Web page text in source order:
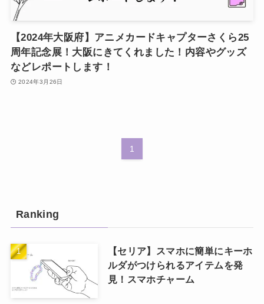
【2024年大阪府】アニメカードキャプターさくら25
周年記念展！大阪にきてくれました！内容やグッズ
などレポートします！
2024年3月26日
1
Ranking
【セリア】スマホに簡単にキーホ
ルダがつけられるアイテムを発
見！スマホチャーム